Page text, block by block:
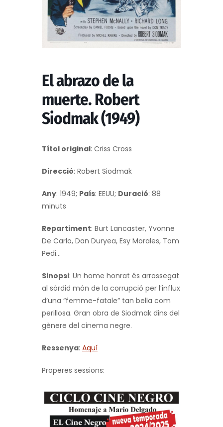
El abrazo de la
muerte. Robert
Siodmak (1949)
Títol original: Criss Cross
Direcció: Robert Siodmak
Any: 1949; País: EEUU; Duració: 88
minuts
Repartiment: Burt Lancaster, Yvonne
De Carlo, Dan Duryea, Esy Morales, Tom
Pedi…
Sinopsi: Un home honrat és arrossegat
al sòrdid món de la corrupció per l’influx
d’una “femme-fatale” tan bella com
perillosa. Gran obra de Siodmak dins del
gènere del cinema negre.
Ressenya: Aquí
Properes sessions: